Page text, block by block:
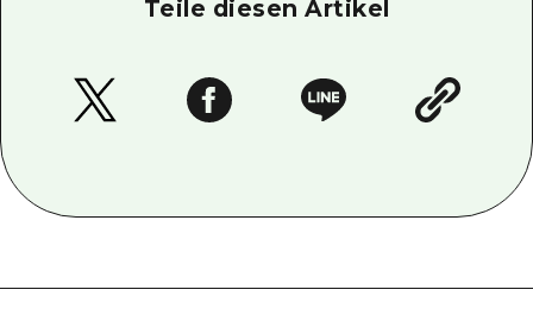
Teile diesen Artikel